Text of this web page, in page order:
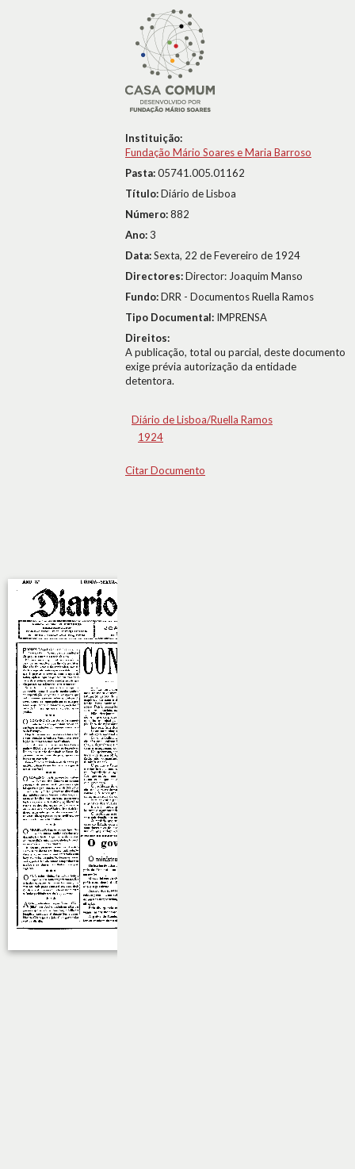
Instituição:
Fundação Mário Soares e Maria Barroso
Pasta:05741.005.01162
Título:Diário de Lisboa
Número:882
Ano:3
Data:Sexta, 22 de Fevereiro de 1924
Directores:Director: Joaquim Manso
Fundo:DRR - Documentos Ruella Ramos
Tipo Documental: IMPRENSA
Direitos:
A publicação, total ou parcial, deste documento
exige prévia autorização da entidade
detentora.
Diário de Lisboa/Ruella Ramos
1924
Citar Documento